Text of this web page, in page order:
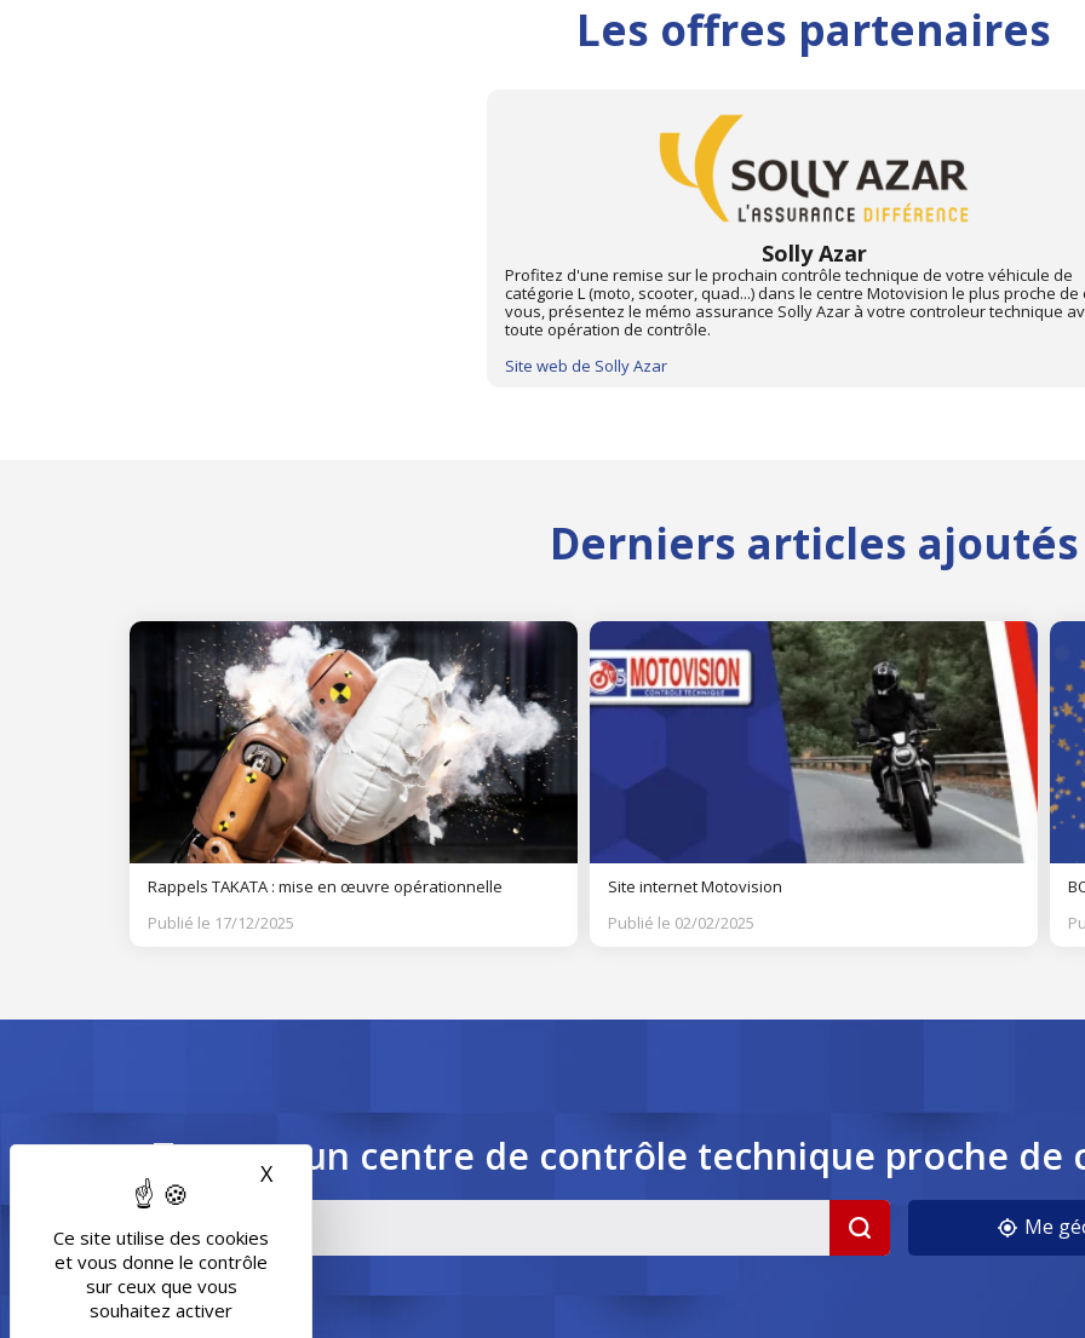
Ce site utilise des cookies
et vous donne le contrôle
sur ceux que vous
souhaitez activer
X Masquer le bandeau des cookies
Les offres partenaires
Solly Azar
Profitez d'une remise sur le prochain contrôle technique de votre véhicule de
catégorie L (moto, scooter, quad...) dans le centre Motovision le plus proche de
vous, présentez le mémo assurance Solly Azar à votre controleur technique
toute opération de contrôle.
Site web de Solly Azar
Derniers articles ajoutés
Rappels TAKATA : mise en œuvre opérationnelle
Publié le 17/12/2025
Site internet Motovision
Publié le 02/02/2025
Trouvez un centre de contrôle technique proche de
Me